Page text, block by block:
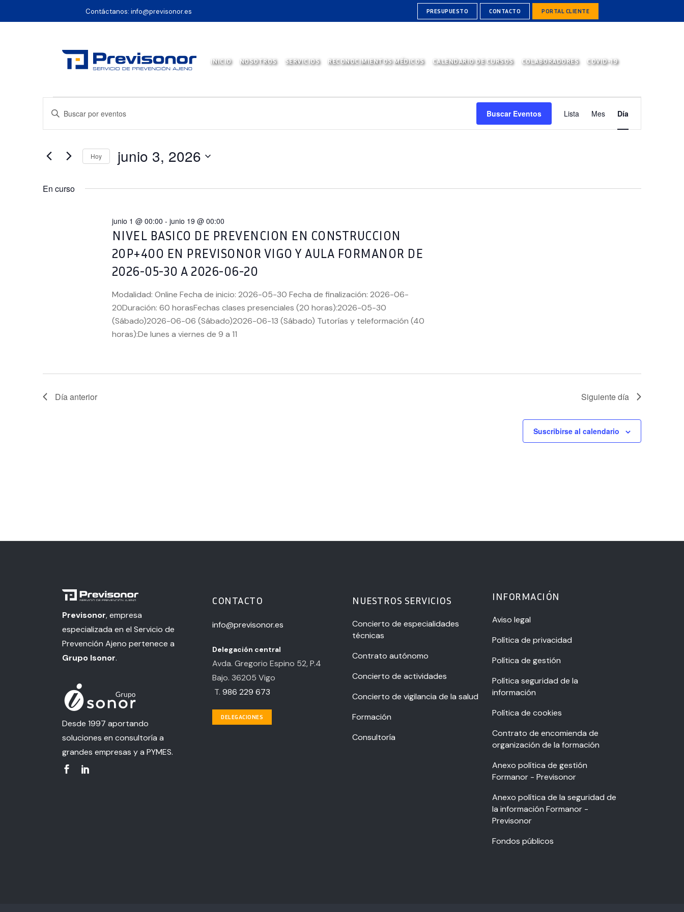
Contáctanos: info@previsonor.es PRESUPUESTO CONTACTO PORTAL CLIENTE
INICIO NOSOTROS SERVICIOS RECONOCIMIENTOS MÉDICOS CALENDARIO DE CURSOS COLABORADORES COVID-19
Eventos
en
3,
2026
NAVEGACIÓN
BÚSQUEDA
VISTAS
EVENTOS
Introduce
clave.
Busca
para
Buscar Eventos Lista Mes Día
Hoy junio 3, 2026
En curso
NIVEL BASICO DE PREVENCION EN CONSTRUCCION
20P+40O EN PREVISONOR VIGO Y AULA FORMANOR DE
2026-05-30 A 2026-06-20
junio 1 @ 00:00 - junio 19 @ 00:00
Modalidad: Online Fecha de inicio: 2026-05-30 Fecha de finalización: 2026-06-
20Duración: 60 horasFechas clases presenciales (20 horas):2026-05-30
(Sábado)2026-06-06 (Sábado)2026-06-13 (Sábado) Tutorías y teleformación (40
horas):De lunes a viernes de 9 a 11
Día anterior Siguiente día
Suscribirse al calendario
Previsonor, empresa
especializada en el Servicio de
Prevención Ajeno pertenece a
Grupo Isonor.
Desde 1997 aportando
soluciones en consultoría a
grandes empresas y a PYMES.
CONTACTO
info@previsonor.es
Delegación central
Avda. Gregorio Espino 52, P.4
Bajo. 36205 Vigo
T. 986 229 673
DELEGACIONES
NUESTROS SERVICIOS
Concierto de especialidades
técnicas
Contrato autónomo
Concierto de actividades
Concierto de vigilancia de la salud
Formación
Consultoría
INFORMACIÓN
Aviso legal
Política de privacidad
Política de gestión
Política seguridad de la
información
Política de cookies
Contrato de encomienda de
organización de la formación
Anexo política de gestión
Formanor - Previsonor
Anexo política de la seguridad de
la información Formanor -
Previsonor
Fondos públicos